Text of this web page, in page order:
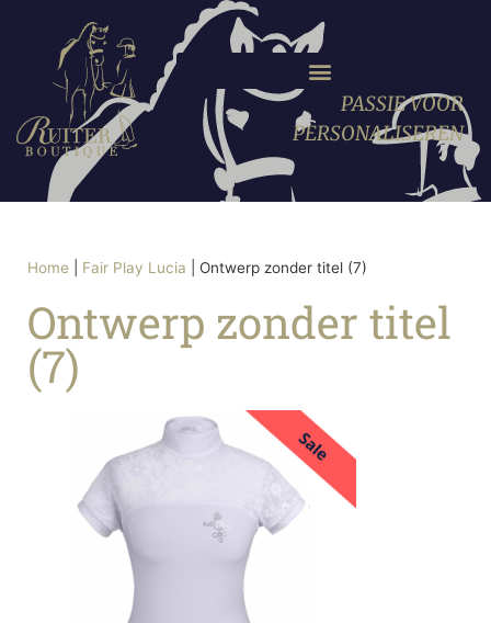
PASSIE VOOR
PERSONALISEREN
Home Fair Play Lucia Ontwerp zonder titel (7)
Ontwerp zonder titel
(7)